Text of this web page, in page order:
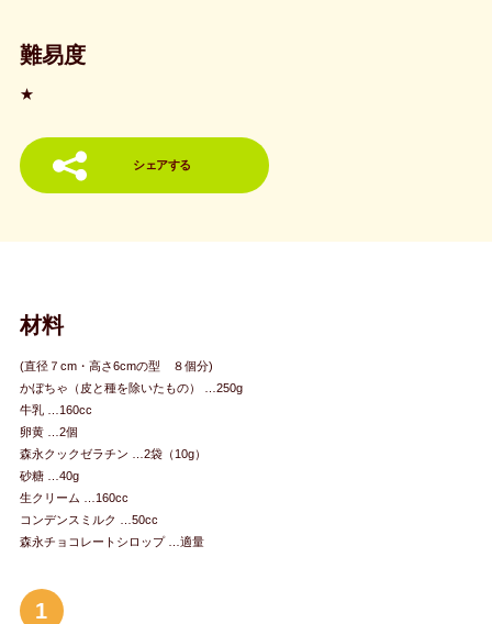
難易度
★
シェアする
材料
(直径７cm・高さ6cmの型 ８個分)
かぼちゃ（皮と種を除いたもの） …250g
牛乳 …160cc
卵黄 …2個
森永クックゼラチン …2袋（10g）
砂糖 …40g
生クリーム …160cc
コンデンスミルク …50cc
森永チョコレートシロップ …適量
1